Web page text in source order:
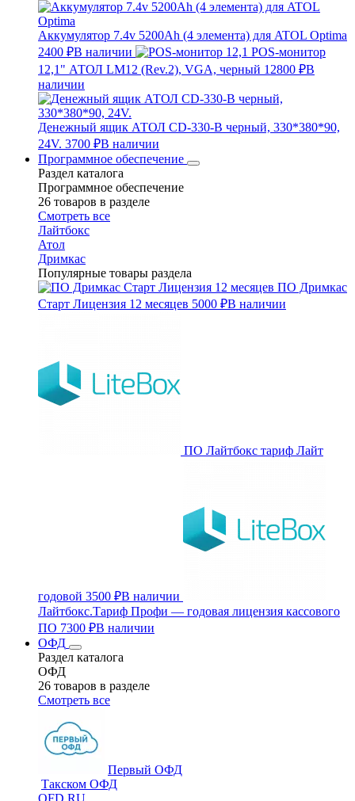
Аккумулятор 7.4v 5200Ah (4 элемента) для ATOL Optima
2400 ₽В наличии
POS-монитор
12,1" АТОЛ LM12 (Rev.2), VGA, черный 12800 ₽В
наличии
Денежный ящик АТОЛ CD-330-B черный, 330*380*90,
24V. 3700 ₽В наличии
Программное обеспечение
Раздел каталога
Программное обеспечение
26 товаров в разделе
Смотреть все
Лайтбокс
Атол
Дримкас
Популярные товары раздела
ПО Дримкас
Старт Лицензия 12 месяцев 5000 ₽В наличии
ПО Лайтбокс тариф Лайт
годовой 3500 ₽В наличии
Лайтбокс.Тариф Профи — годовая лицензия кассового
ПО 7300 ₽В наличии
ОФД
Раздел каталога
ОФД
26 товаров в разделе
Смотреть все
Первый ОФД
Такском ОФД
OFD RU